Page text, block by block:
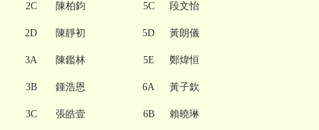
2C 陳柏鈞 5C 段文怡
2D 陳靜初 5D 黃朗儀
3A 陳鑑林 5E 鄭煒恒
3B 鍾浩恩 6A 黃子欽
3C 張皓壹 6B 賴曉琳